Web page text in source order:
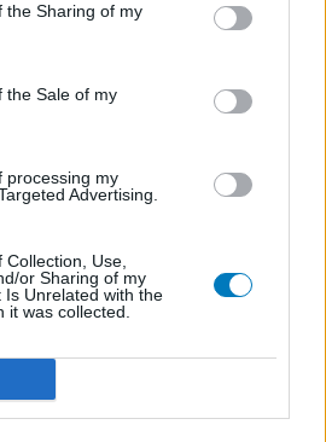
the Sharing of my
the Sale of my
processing my
Advertising.
Use,
or Sharing of my
Is Unrelated with the
it was collected.
/ Neuro
0 reacties